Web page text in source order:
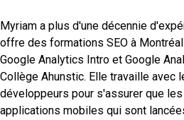
Myriam a plus d'une décennie
offre des formations SEO à
Google Analytics Intro et Google
Collège Ahunstic. Elle travaille avec
développeurs pour s'assurer que
applications mobiles qui sont